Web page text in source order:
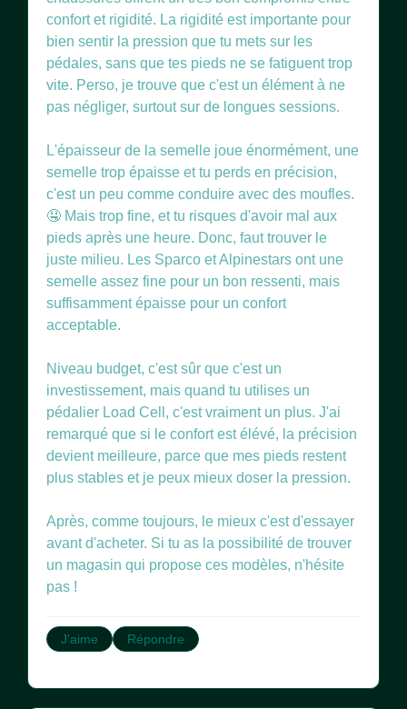
confort et rigidité. La rigidité est importante pour
bien sentir la pression que tu mets sur les
pédales, sans que tes pieds ne se fatiguent trop
vite. Perso, je trouve que c'est un élément à ne
pas négliger, surtout sur de longues sessions.
L'épaisseur de la semelle joue énormément, une
semelle trop épaisse et tu perds en précision,
c'est un peu comme conduire avec des moufles.
🤤 Mais trop fine, et tu risques d'avoir mal aux
pieds après une heure. Donc, faut trouver le
juste milieu. Les Sparco et Alpinestars ont une
semelle assez fine pour un bon ressenti, mais
suffisamment épaisse pour un confort
acceptable.
Niveau budget, c'est sûr que c'est un
investissement, mais quand tu utilises un
pédalier Load Cell, c'est vraiment un plus. J'ai
remarqué que si le confort est élévé, la précision
devient meilleure, parce que mes pieds restent
plus stables et je peux mieux doser la pression.
Après, comme toujours, le mieux c'est d'essayer
avant d'acheter. Si tu as la possibilité de trouver
un magasin qui propose ces modèles, n'hésite
J'aime Répondre